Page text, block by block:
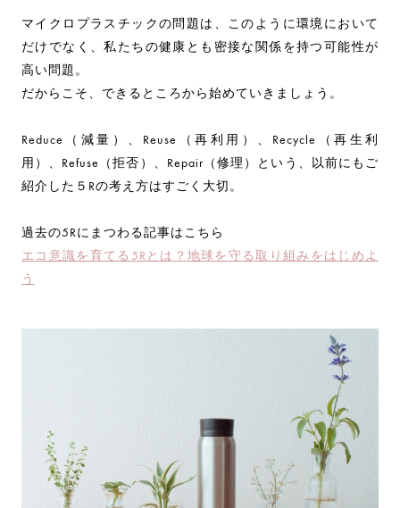
マイクロプラスチックの問題は、このように環境において
だけでなく、私たちの健康とも密接な関係を持つ可能性が
高い問題。
だからこそ、できるところから始めていきましょう。
Reduce（減量）、Reuse（再利用）、Recycle（再生利
用）、Refuse（拒否）、Repair（修理）という、以前にもご
紹介した５Rの考え方はすごく大切。
過去の5Rにまつわる記事はこちら
エコ意識を育てる5Rとは？地球を守る取り組みをはじめよ
う